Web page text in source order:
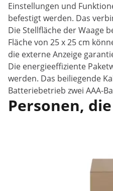
Einstellungen und
befestigt werden. Das
Die Stellfläche der Waage
Fläche von 25 x 25 cm
die externe Anzeige
Die energieeffiziente
werden. Das beiliegende
Batteriebetrieb zwei AAA-
Personen,